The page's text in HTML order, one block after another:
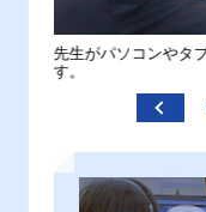
先生がパソコンやタ
す。